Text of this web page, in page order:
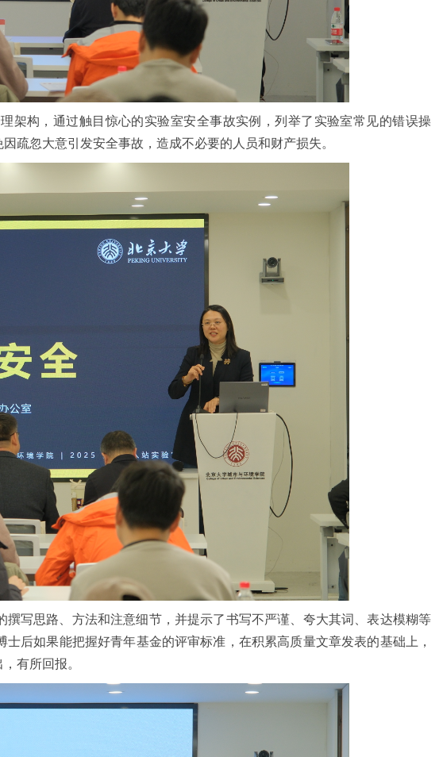
架构，通过触目惊心的实验室安全事故实例，列举了实验室常见的错误操
疏忽大意引发安全事故，造成不必要的人员和财产损失。
写思路、方法和注意细节，并提示了书写不严谨、夸大其词、表达模糊等
后如果能把握好青年基金的评审标准，在积累高质量文章发表的基础上，
有所回报。